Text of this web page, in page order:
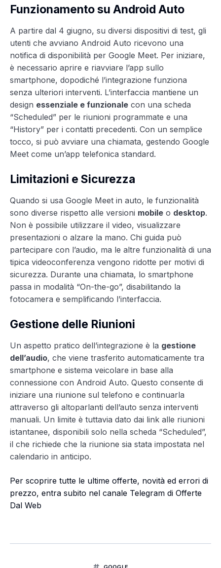
Funzionamento su Android Auto
A partire dal 4 giugno, su diversi dispositivi di test, gli
utenti che avviano Android Auto ricevono una
notifica di disponibilità per Google Meet. Per iniziare,
è necessario aprire e riavviare l’app sullo
smartphone, dopodiché l’integrazione funziona
senza ulteriori interventi. L’interfaccia mantiene un
design essenziale e funzionale con una scheda
“Scheduled” per le riunioni programmate e una
“History” per i contatti precedenti. Con un semplice
tocco, si può avviare una chiamata, gestendo Google
Meet come un’app telefonica standard.
Limitazioni e Sicurezza
Quando si usa Google Meet in auto, le funzionalità
sono diverse rispetto alle versioni mobile o desktop.
Non è possibile utilizzare il video, visualizzare
presentazioni o alzare la mano. Chi guida può
partecipare con l’audio, ma le altre funzionalità di una
tipica videoconferenza vengono ridotte per motivi di
sicurezza. Durante una chiamata, lo smartphone
passa in modalità “On-the-go”, disabilitando la
fotocamera e semplificando l’interfaccia.
Gestione delle Riunioni
Un aspetto pratico dell’integrazione è la gestione
dell’audio, che viene trasferito automaticamente tra
smartphone e sistema veicolare in base alla
connessione con Android Auto. Questo consente di
iniziare una riunione sul telefono e continuarla
attraverso gli altoparlanti dell’auto senza interventi
manuali. Un limite è tuttavia dato dai link alle riunioni
istantanee, disponibili solo nella scheda “Scheduled”,
il che richiede che la riunione sia stata impostata nel
calendario in anticipo.
Per scoprire tutte le ultime offerte, novità ed errori di
prezzo, entra subito nel canale Telegram di Offerte
Dal Web